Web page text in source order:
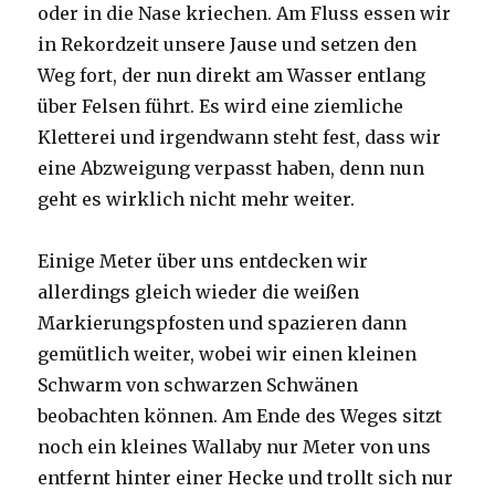
oder in die Nase kriechen. Am Fluss essen wir
in Rekordzeit unsere Jause und setzen den
Weg fort, der nun direkt am Wasser entlang
über Felsen führt. Es wird eine ziemliche
Kletterei und irgendwann steht fest, dass wir
eine Abzweigung verpasst haben, denn nun
geht es wirklich nicht mehr weiter.
Einige Meter über uns entdecken wir
allerdings gleich wieder die weißen
Markierungspfosten und spazieren dann
gemütlich weiter, wobei wir einen kleinen
Schwarm von schwarzen Schwänen
beobachten können. Am Ende des Weges sitzt
noch ein kleines Wallaby nur Meter von uns
entfernt hinter einer Hecke und trollt sich nur